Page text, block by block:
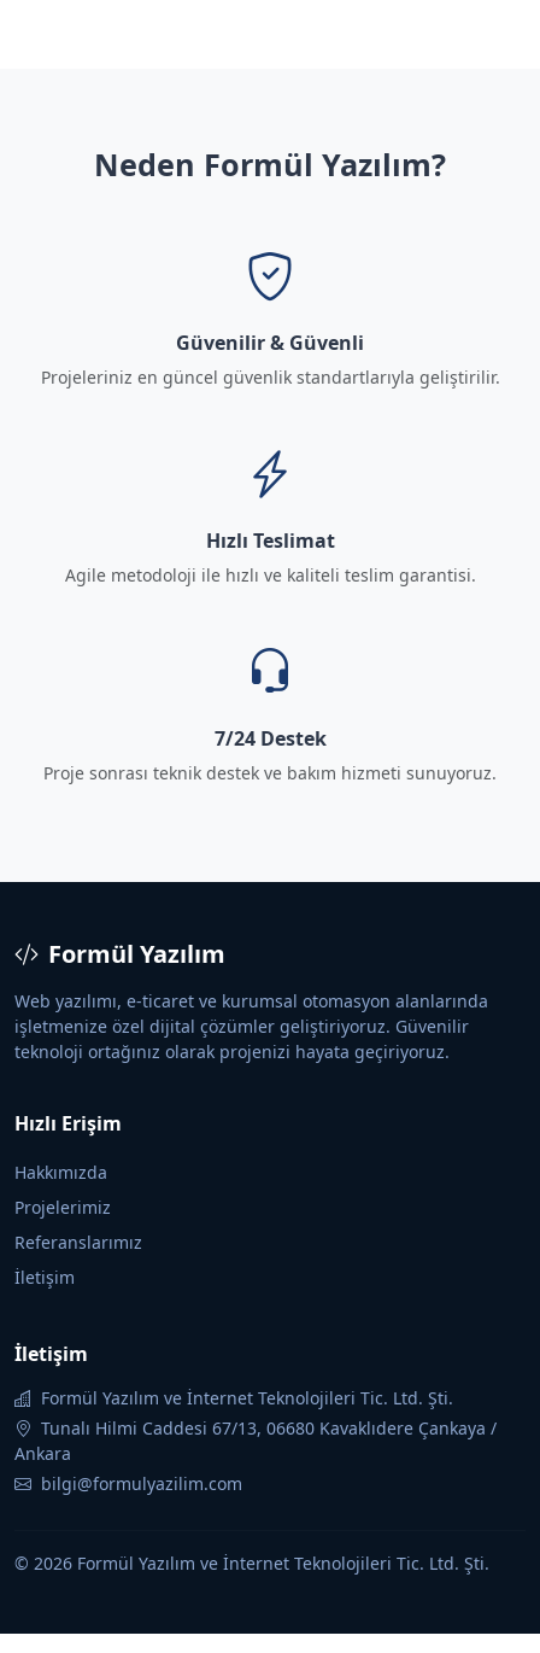
Neden Formül Yazılım?
Güvenilir & Güvenli
Projeleriniz en güncel güvenlik standartlarıyla geliştirilir.
Hızlı Teslimat
Agile metodoloji ile hızlı ve kaliteli teslim garantisi.
7/24 Destek
Proje sonrası teknik destek ve bakım hizmeti sunuyoruz.
Formül Yazılım
Web yazılımı, e-ticaret ve kurumsal otomasyon alanlarında
işletmenize özel dijital çözümler geliştiriyoruz. Güvenilir
teknoloji ortağınız olarak projenizi hayata geçiriyoruz.
Hızlı Erişim
Hakkımızda
Projelerimiz
Referanslarımız
İletişim
İletişim
Formül Yazılım ve İnternet Teknolojileri Tic. Ltd. Şti.
Tunalı Hilmi Caddesi 67/13, 06680 Kavaklıdere Çankaya /
Ankara
bilgi@formulyazilim.com
© 2026 Formül Yazılım ve İnternet Teknolojileri Tic. Ltd. Şti.